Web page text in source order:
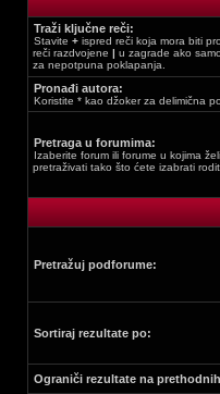
Traži ključne reči:
Stavite + ispred reči koja mora biti
reči razdvojene | u zagrade ako
za nepotpuna poklapanja.
Pronađi autora:
Koristite * kao džoker za delimična
Pretraga u forumima:
Izaberite forum ili forume u kojima
pretraživati tako što ćete izabrati
Pretražuj podforume:
Sortiraj rezultate po:
Ograniči rezultate na